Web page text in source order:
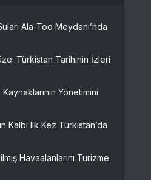
Ala-Too Meydanı’nda
Türkistan Tarihinin İzleri
Yönetimini
Kalbi Ilk Kez Türkistan’da
Havaalanlarını Turizme